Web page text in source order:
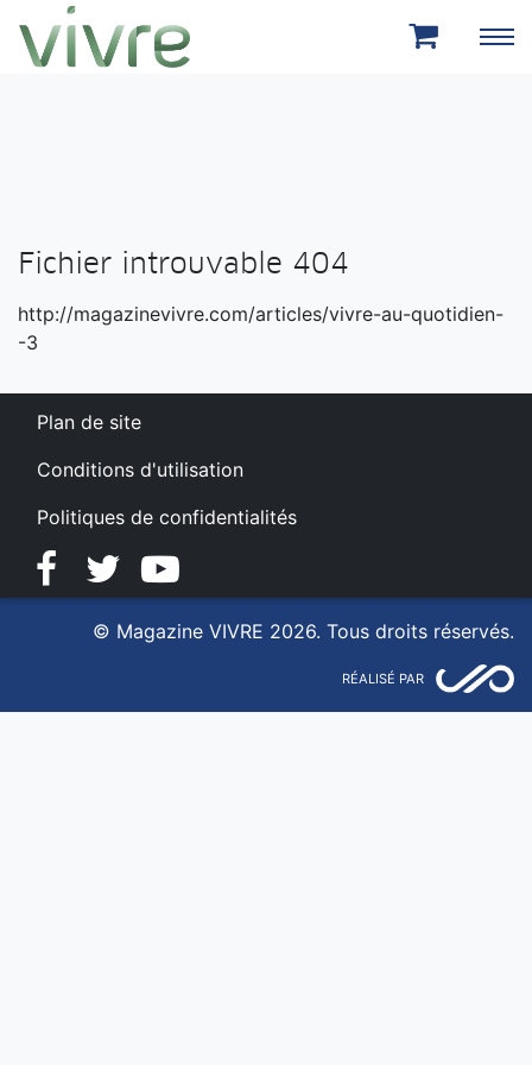
Aller au menu principal
Aller au contenu principal
Fichier introuvable 404
http://magazinevivre.com/articles/vivre-au-quotidien-
-3
Plan de site
Conditions d'utilisation
Politiques de confidentialités
FacebookTwitterYouTube
© Magazine VIVRE 2026. Tous droits réservés.
RÉALISÉ PAR